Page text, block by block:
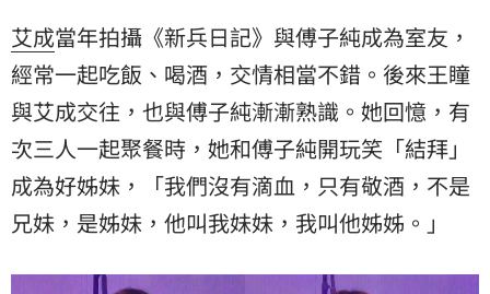
艾成當年拍攝《新兵日記》與傅子純成為室友，
經常一起吃飯、喝酒，交情相當不錯。後來王瞳
與艾成交往，也與傅子純漸漸熟識。她回憶，有
次三人一起聚餐時，她和傅子純開玩笑「結拜」
成為好姊妹，「我們沒有滴血，只有敬酒，不是
兄妹，是姊妹，他叫我妹妹，我叫他姊姊。」